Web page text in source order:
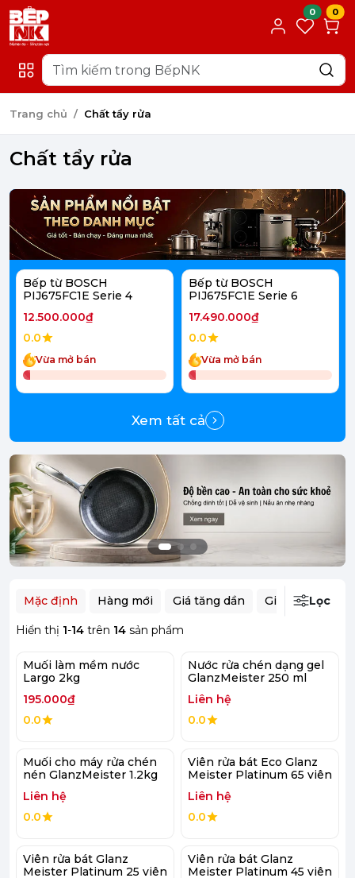
0 0
Trang chủ Chất tẩy rửa
Chất tẩy rửa
Bếp từ BOSCH
PIJ675FC1E Serie 4
12.500.000₫
0.0
Vừa mở bán
Bếp từ BOSCH
PIJ675FC1E Serie 6
17.490.000₫
0.0
Vừa mở bán
Xem tất cả
Hiển thị 1-14 trên 14 sản phẩm
Mặc định Hàng mới Giá tăng dần Giá giảm dần
Lọc
Muối làm mềm nước
Largo 2kg
195.000₫
0.0
Nước rửa chén dạng gel
GlanzMeister 250 ml
Liên hệ
0.0
Muối cho máy rửa chén
nén GlanzMeister 1.2kg
Liên hệ
0.0
Viên rửa bát Eco Glanz
Meister Platinum 65 viên
Liên hệ
0.0
Viên rửa bát Glanz
Meister Platinum 25 viên
Viên rửa bát Glanz
Meister Platinum 45 viên